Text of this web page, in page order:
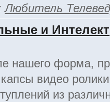
Любитель
и
нашего форма,
видео
из